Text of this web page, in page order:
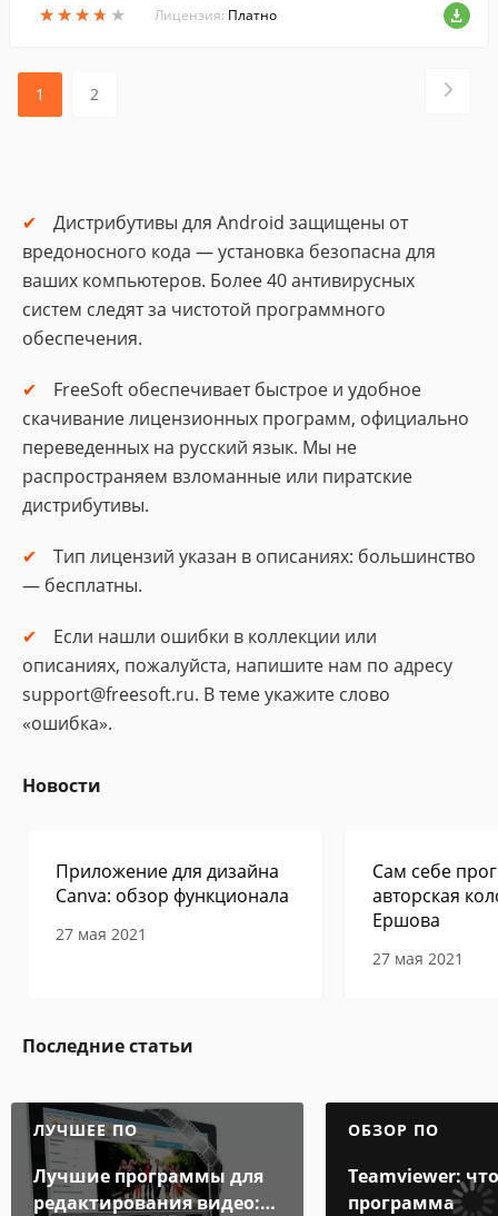
★★★★ ★
★★★★ ★ Лицензия: Платно
1 2
Дистрибутивы для Android защищены от
вредоносного кода — установка безопасна для
ваших компьютеров. Более 40 антивирусных
систем следят за чистотой программного
обеспечения.
FreeSoft обеспечивает быстрое и удобное
скачивание лицензионных программ, официально
переведенных на русский язык. Мы не
распространяем взломанные или пиратские
дистрибутивы.
Тип лицензий указан в описаниях: большинство
— бесплатны.
Если нашли ошибки в коллекции или
описаниях, пожалуйста, напишите нам по адресу
support@freesoft.ru. В теме укажите слово
«ошибка».
Новости
Приложение для дизайна
Canva: обзор функционала
27 мая 2021
Сам себе
авторская
Ершова
27 мая 2021
Последние статьи
ЛУЧШЕЕ ПО
Лучшие программы для
редактирования видео:
ОБЗОР ПО
Teamviewer:
программа